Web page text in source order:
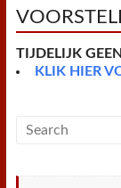
TIJDELIJK
KLIK HIER